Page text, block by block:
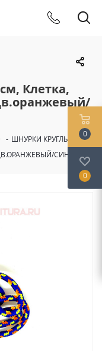
Клетка,
- ШНУРКИ КРУГЛЫЕ 130
СИНИЙ
0
0